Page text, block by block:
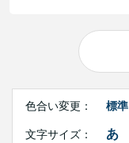
Right
Contents
色合い変更： 標準
文字サイズ： あ